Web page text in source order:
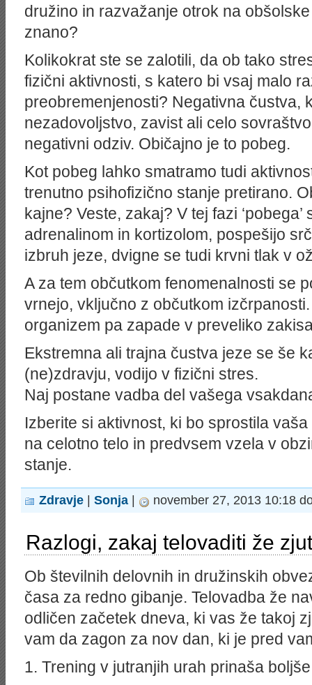
družino in razvažanje otrok na
znano?
Kolikokrat ste se zalotili, da ob tako
fizični aktivnosti, s katero bi vsaj malo
preobremenjenosti? Negativna čustva,
nezadovoljstvo, zavist ali celo
negativni odziv. Običajno je to pobeg.
Kot pobeg lahko smatramo tudi
trenutno psihofizično stanje pretirano.
kajne? Veste, zakaj? V tej fazi
adrenalinom in kortizolom, pospešijo
izbruh jeze, dvigne se tudi krvni tlak v
A za tem občutkom fenomenalnosti se
vrnejo, vključno z občutkom
organizem pa zapade v preveliko
Ekstremna ali trajna čustva jeze se še
(ne)zdravju, vodijo v fizični stres.
Naj postane vadba del vašega
Izberite si aktivnost, ki bo sprostila
na celotno telo in predvsem vzela v
stanje.
Zdravje Sonja november 27, 2013 10:18
Razlogi, zakaj telovaditi že
Ob številnih delovnih in družinskih
časa za redno gibanje. Telovadba že
odličen začetek dneva, ki vas že takoj
vam da zagon za nov dan, ki je pred
1. Trening v jutranjih urah prinaša